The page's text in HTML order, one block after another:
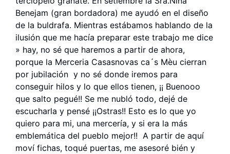
Benejam (gran bordadora) me ayudó en el diseño
de la buldrafa. Mientras estábamos hablando de la
ilusión que me hacía preparar este trabajo me dice
» hay, no sé que haremos a partir de ahora,
porque la Merceria Casasnovas ca´s Mèu cierran
por jubilación y no sé donde iremos para
conseguir hilos y lo que ellos tienen, ¡¡ Buenooo
que salto pegué!! Se me nubló todo, dejé de
escucharla y pensé ¡¡Ostras!! Esto es lo que yo
quiero para mi, una mercería, y si era la más
emblemática del pueblo mejor!! A partir de aquí
moví fichas, toqué puertas, me asesoré bién y